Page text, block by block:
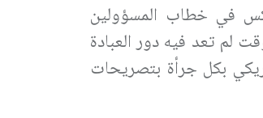
في خطاب المسؤولين
لم تعد فيه دور العبادة
بكل جرأة بتصريحات